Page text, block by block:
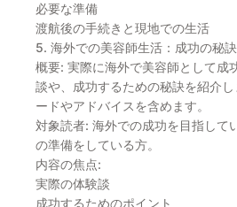
必要な準備
渡航後の手続きと現地での生活
5. 海外での美容師生活：成功の秘
概要: 実際に海外で美容師として成
談や、成功するための秘訣を紹介
ードやアドバイスを含めます。
対象読者: 海外での成功を目指して
の準備をしている方。
内容の焦点:
実際の体験談
成功するためのポイント